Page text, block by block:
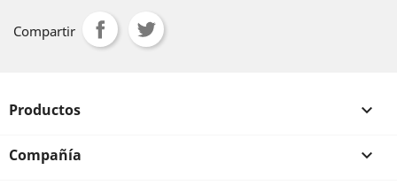
Compartir
Productos 
Compañía 